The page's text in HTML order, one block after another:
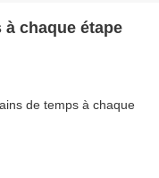
à chaque étape